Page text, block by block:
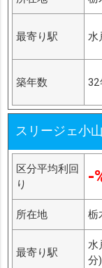
最寄り駅 水
築年数 32
スリージェ小山
区分平均利回
り
-
所在地 栃
最寄り駅
水
分